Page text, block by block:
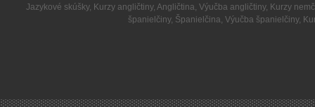
Jazykové skúšky, Kurzy angličtiny, Angličtina, Výučba angličtiny, Kurzy
španielčiny, Španielčina, Výučba španielčiny,